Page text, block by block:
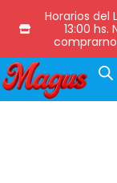
Horarios del
13:00